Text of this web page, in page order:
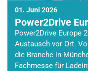
01. Juni 2026
Power2Drive
Power2Drive Europe
Austausch vor Ort.
die Branche in
Fachmesse für